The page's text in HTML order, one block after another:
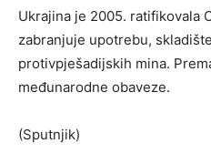
Ukrajina je 2005. ratifikovala
zabranjuje upotrebu,
protivpješadijskih mina.
međunarodne obaveze.
(Sputnjik)